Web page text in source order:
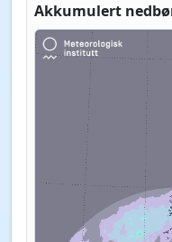
Akkumulert